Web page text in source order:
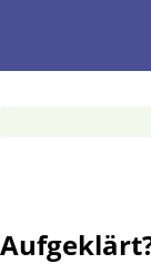
Inhalt